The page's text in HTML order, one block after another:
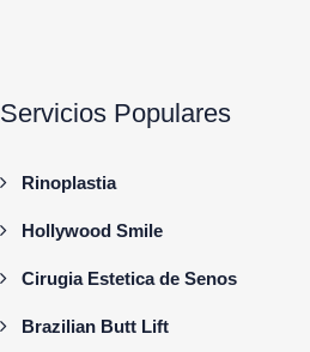
Servicios Populares
Rinoplastia
Hollywood Smile
Cirugia Estetica de Senos
Brazilian Butt Lift